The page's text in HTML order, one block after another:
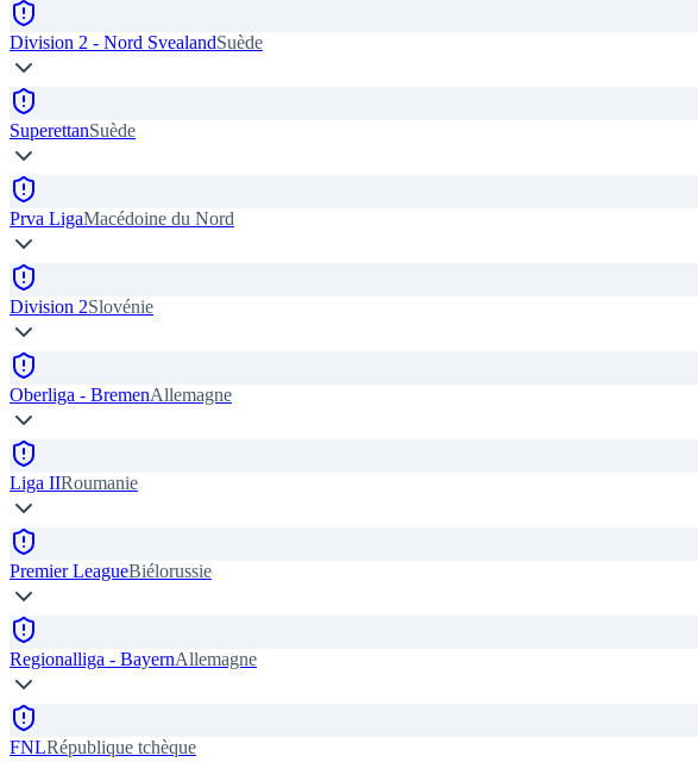
Division 2 - Nord SvealandSuède
SuperettanSuède
Prva LigaMacédoine du Nord
Division 2Slovénie
Oberliga - BremenAllemagne
Liga IIRoumanie
Premier LeagueBiélorussie
Regionalliga - BayernAllemagne
FNLRépublique tchèque